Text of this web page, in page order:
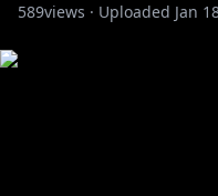
589views · Uploaded Jan